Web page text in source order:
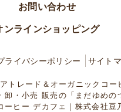
お問い合わせ
ンラインショッピング
ライバシーポリシー サイト
レード＆オーガニックコー
卸・小売 販売の「まだゆめの
ーヒー デカフェ｜株式会社豆